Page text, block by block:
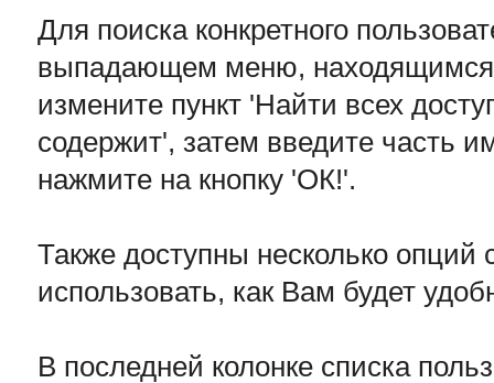
Для поиска конкретного
выпадающем меню, находящимся
измените пункт 'Найти всех
содержит', затем введите часть
нажмите на кнопку 'ОК!'.
Также доступны несколько
использовать, как Вам будет
В последней колонке списка